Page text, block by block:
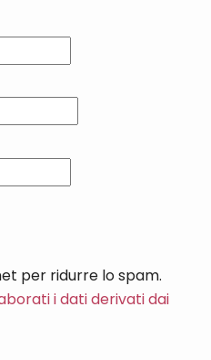
per ridurre lo spam.
i dati derivati dai